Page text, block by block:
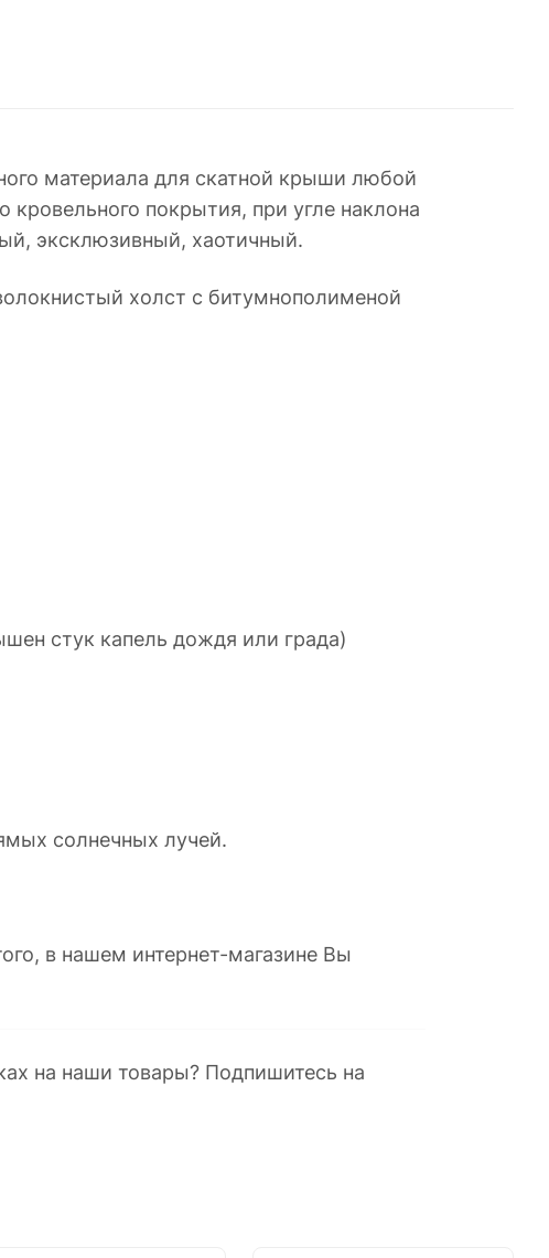
материала для скатной крыши любой
кровельного покрытия, при угле наклона
эксклюзивный, хаотичный.
холст с битумнополименой
стук капель дождя или града)
солнечных лучей.
в нашем интернет-магазине Вы
на наши товары? Подпишитесь на